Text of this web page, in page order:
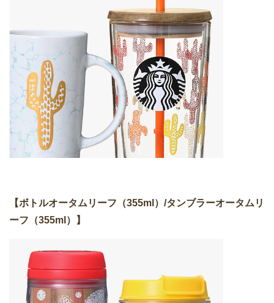
【ボトルオータムリーフ（355ml）/タンブラーオータムリ
ーフ（355ml）】